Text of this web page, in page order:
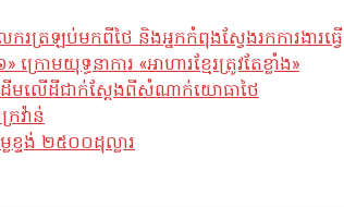
ត្រឡប់មកពីថៃ និងអ្នកកំពុងស្វែងរកការងារធ្វើ
ោមយុទ្ធនាការ «អាហារខ្មែរត្រូវតែខ្លាំង»
ដើមលើដីជាក់ស្តែងពីសំណាក់យោធាថៃ
រវ៉ាន់
ទង់ ២៥០០ដុល្លារ